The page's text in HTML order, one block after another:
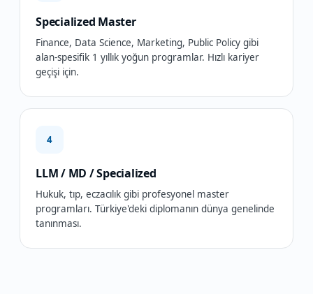
Specialized Master
Finance, Data Science, Marketing, Public Policy gibi
alan-spesifik 1 yıllık yoğun programlar. Hızlı kariyer
geçişi için.
4
LLM / MD / Specialized
Hukuk, tıp, eczacılık gibi profesyonel master
programları. Türkiye'deki diplomanın dünya genelinde
tanınması.